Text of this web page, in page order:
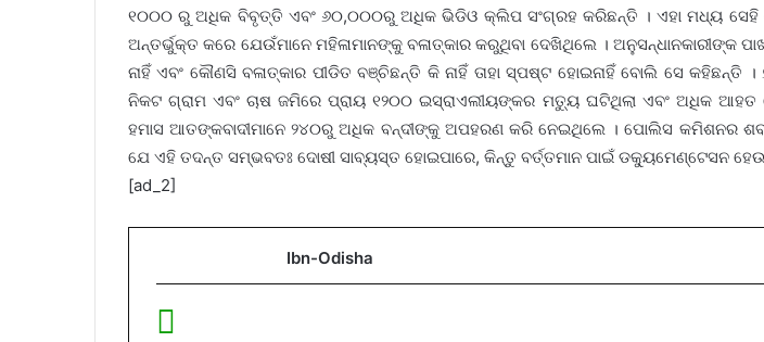
୧୦୦୦ ରୁ ଅଧିକ ବିବୃତ୍ତି ଏବଂ ୬୦,୦୦୦ରୁ ଅଧିକ ଭିଡିଓ କ୍ଲିପ ସଂଗ୍ରହ କରିଛନ୍ତି । ଏହା ମଧ୍ୟ
ଅନ୍ତର୍ଭୁକ୍ତ କରେ ଯେଉଁମାନେ ମହିଳାମାନଙ୍କୁ ବଳାତ୍କାର କରୁଥିବା ଦେଖିଥିଲେ । ଅନୁସନ୍ଧାନକାରୀଙ୍କ
ନାହିଁ ଏବଂ କୌଣସି ବଳାତ୍କାର ପୀଡିତ ବଞ୍ଚିଛନ୍ତି କି ନାହିଁ ତାହା ସ୍ପଷ୍ଟ ହୋଇନାହିଁ ବୋଲି ସେ କହିଛନ୍ତି
ନିକଟ ଗ୍ରାମ ଏବଂ ଚାଷ ଜମିରେ ପ୍ରାୟ ୧୨୦୦ ଇସ୍ରାଏଲୀୟଙ୍କର ମତ୍ୟୁ ଘଟିଥିଲା ଏବଂ ଅଧିକ
ହମାସ ଆତଙ୍କବାଦୀମାନେ ୨୪୦ରୁ ଅଧିକ ବନ୍ଦୀଙ୍କୁ ଅପହରଣ କରି ନେଇଥିଲେ । ପୋଲିସ କମିଶନର
ଯେ ଏହି ତଦନ୍ତ ସମ୍ଭବତଃ ଦୋଷୀ ସାବ୍ୟସ୍ତ ହୋଇପାରେ, କିନ୍ତୁ ବର୍ତ୍ତମାନ ପାଇଁ ଡକ୍ୟୁମେଣ୍ଟେସନ
[ad_2]
Ibn-Odisha